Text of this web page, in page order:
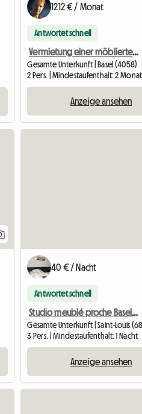
1212 € / Monat
Antwortet schnell
Vermietung einer möblierten Wohnung von 35 m2 in Basel für 1100 C
Gesamte Unterkunft | Basel (4058)
2 Pers. | Mindestaufenthalt: 2
Anzeige ansehen
40 € / Nacht
Antwortet schnell
Studio meublé proche Basel & Suisse – Saint-Louis (860 D)
3 Pers. | Mindestaufenthalt: 1 Nacht
Anzeige ansehen